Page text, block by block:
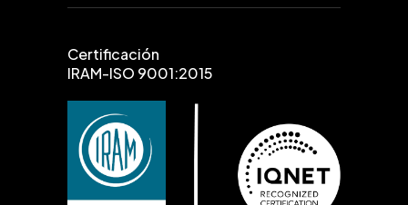
Certificación
IRAM-ISO 9001:2015